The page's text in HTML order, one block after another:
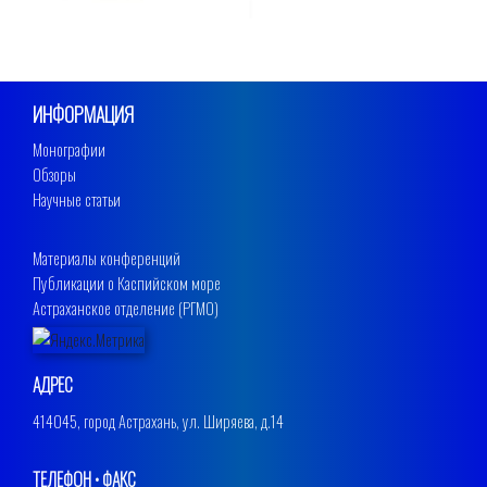
ИНФОРМАЦИЯ
Монографии
Обзоры
Научные статьи
Материалы конференций
Публикации о Каспийском море
Астраханское отделение (РГМО)
АДРЕС
414045, город Астрахань, ул. Ширяева, д.14
ТЕЛЕФОН • ФАКС